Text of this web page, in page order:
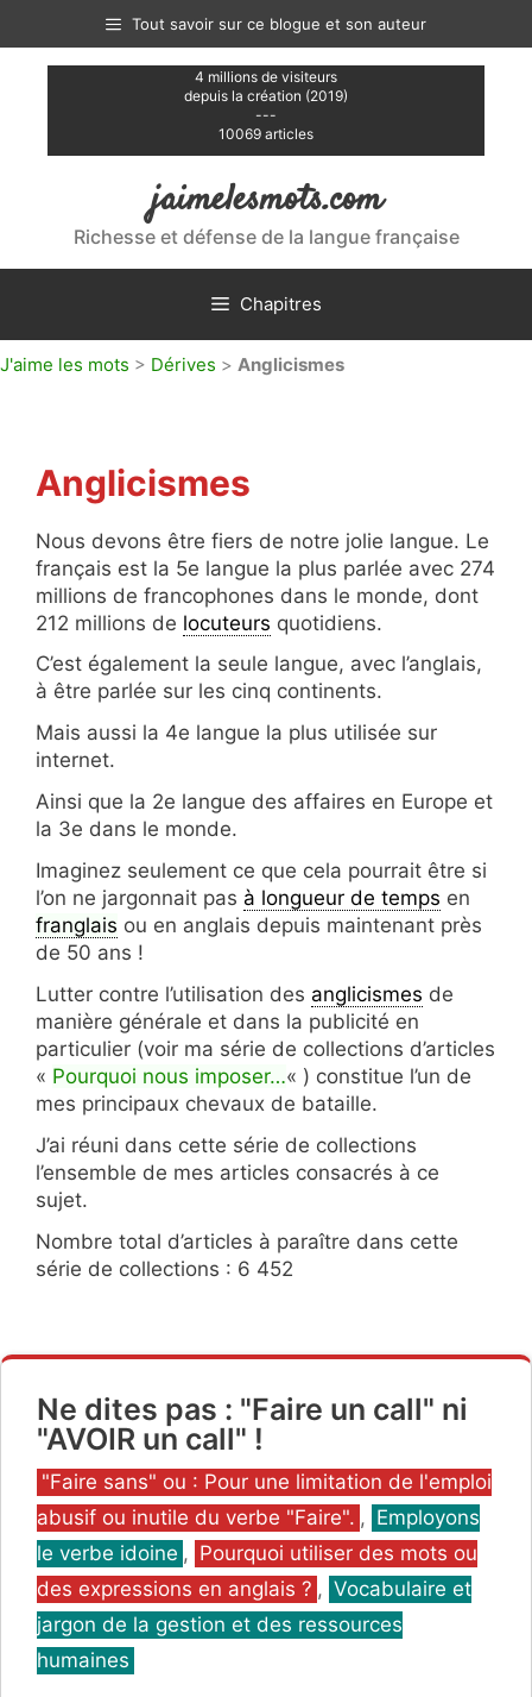
contenu
Tout savoir sur ce blogue et son auteur
4 millions de visiteurs
depuis la création (2019)
---
10069 articles
jaimelesmots.com
Richesse et défense de la langue française
Chapitres
J'aime les mots > Dérives > Anglicismes
Anglicismes
Nous devons être fiers de notre jolie langue. Le
français est la 5e langue la plus parlée avec 274
millions de francophones dans le monde, dont
212 millions de locuteurs quotidiens.
C’est également la seule langue, avec l’anglais,
à être parlée sur les cinq continents.
Mais aussi la 4e langue la plus utilisée sur
internet.
Ainsi que la 2e langue des affaires en Europe et
la 3e dans le monde.
Imaginez seulement ce que cela pourrait être si
l’on ne jargonnait pas à longueur de temps en
franglais ou en anglais depuis maintenant près
de 50 ans !
Lutter contre l’utilisation des anglicismes de
manière générale et dans la publicité en
particulier (voir ma série de collections d’articles
« Pourquoi nous imposer…« ) constitue l’un de
mes principaux chevaux de bataille.
J’ai réuni dans cette série de collections
l’ensemble de mes articles consacrés à ce
sujet.
Nombre total d’articles à paraître dans cette
série de collections : 6 452
Ne dites pas : "Faire un call" ni
"AVOIR un call" !
Catégories
"Faire sans" ou : Pour une limitation de l'emploi
abusif ou inutile du verbe "Faire". , Employons
le verbe idoine , Pourquoi utiliser des mots ou
des expressions en anglais ? , Vocabulaire et
jargon de la gestion et des ressources
humaines